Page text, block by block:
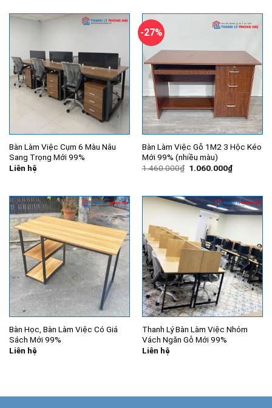
750.000₫.
Bàn Làm Việc Cụm 6 Màu Nâu
Sang Trọng Mới 99%
Liên hệ
-27%
Bàn Làm Việc Gỗ 1M2 3 Hộc Kéo
Mới 99% (nhiều màu)
1.460.000₫ Giá
1.060.000₫Giá
hiện
Bàn Học, Bàn Làm Việc Có Giá
Sách Mới 99%
Liên hệ
Thanh Lý Bàn Làm Việc Nhóm
Vách Ngăn Gỗ Mới 99%
Liên hệ